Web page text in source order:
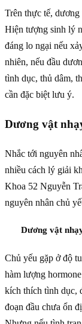
Trên thực tế,
Hiện tượng sinh lý
đáng lo ngại nếu
nhiên, nếu đầu
tình dục, thủ dâm,
cần đặc biệt lưu ý.
Dương vật
Nhắc tới nguyên
nhiều cách lý giải
Khoa 52 Nguyễn
nguyên nhân chủ
Dương vật
Chủ yếu gặp ở độ
hàm lượng
kích thích tình dục,
đoạn đầu chưa ổn